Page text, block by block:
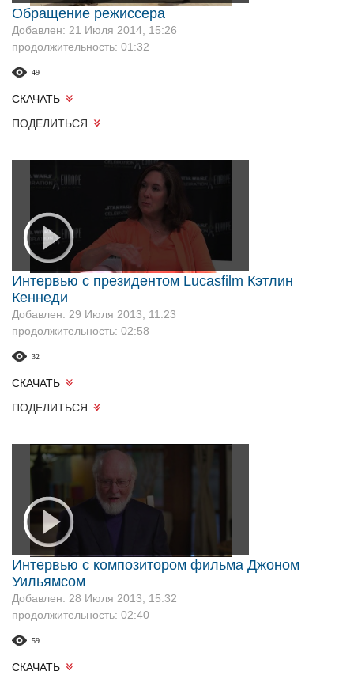
Обращение режиссера
Добавлен: 21 Июля 2014, 15:26
продолжительность: 01:32
49
СКАЧАТЬ
ПОДЕЛИТЬСЯ
Интервью с президентом Lucasfilm Кэтлин
Кеннеди
Добавлен: 29 Июля 2013, 11:23
продолжительность: 02:58
32
СКАЧАТЬ
ПОДЕЛИТЬСЯ
Интервью с композитором фильма Джоном
Уильямсом
Добавлен: 28 Июля 2013, 15:32
продолжительность: 02:40
59
СКАЧАТЬ